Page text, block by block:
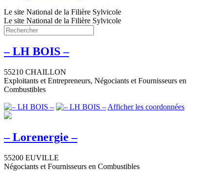
Le site National de la Filière Sylvicole
Le site National de la Filière Sylvicole
– LH BOIS –
55210 CHAILLON
Exploitants et Entrepreneurs, Négociants et Fournisseurs en
Combustibles
Afficher les coordonnées
– Lorenergie –
55200 EUVILLE
Négociants et Fournisseurs en Combustibles